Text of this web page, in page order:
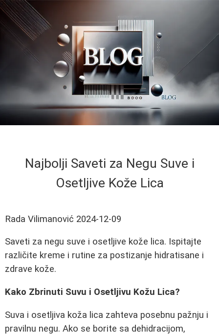
Najbolji Saveti za Negu Suve i
Osetljive Kože Lica
Rada Vilimanović 2024-12-09
Saveti za negu suve i osetljive kože lica. Ispitajte
različite kreme i rutine za postizanje hidratisane i
zdrave kože.
Kako Zbrinuti Suvu i Osetljivu Kožu Lica?
Suva i osetljiva koža lica zahteva posebnu pažnju i
pravilnu negu. Ako se borite sa dehidracijom,